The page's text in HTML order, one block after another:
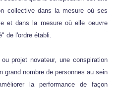
collective dans la mesure où ses
et dans la mesure où elle oeuvre
de l'ordre établi.
projet novateur, une conspiration
grand nombre de personnes au sein
la performance de façon